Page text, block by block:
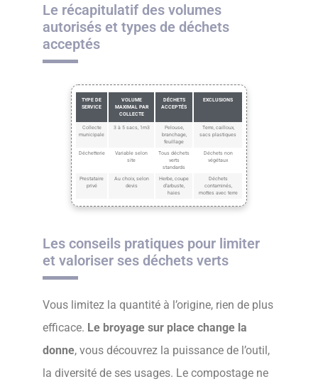
Le récapitulatif des volumes
autorisés et types de déchets
acceptés
TYPE DE
SERVICE
VOLUME
MAXIMAL PAR
COLLECTE
DÉCHETS
ACCEPTÉS
EXCLUSIONS
Collecte
municipale
3 à 5 sacs, 1m3
Pelouse,
branchage,
feuillage
Terre, cailloux,
sacs plastiques
Déchetterie
Variable selon
site
Tous déchets
verts
standards
Déchets non
végétaux
Prestataire
privé
Au choix, selon
devis
Herbe, coupe
d’arbuste,
haies
Déchets
contaminés,
mottes avec terre
Les conseils pratiques pour limiter
et valoriser ses déchets verts
Vous limitez la quantité à l’origine, rien de plus
efficace. Le broyage sur place change la
donne, vous découvrez la puissance de l’outil,
la diversité de ses usages. Le compostage ne